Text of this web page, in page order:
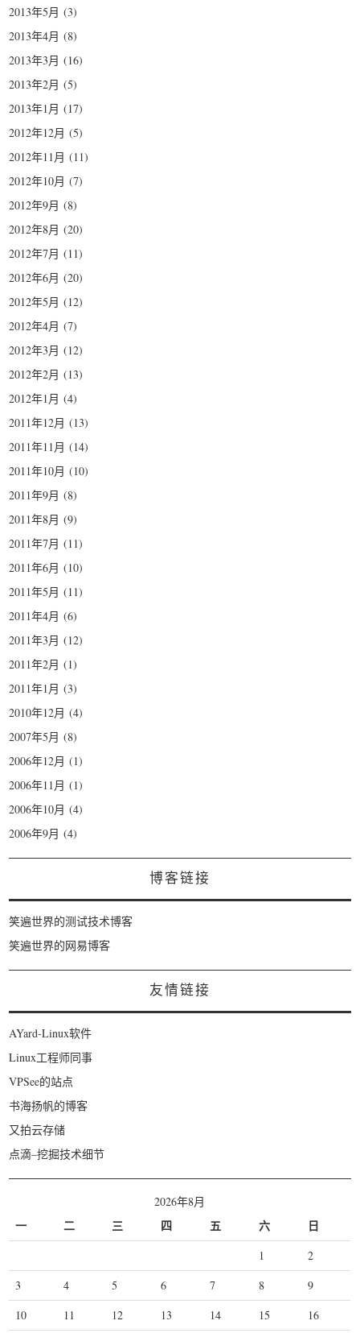
2013年5月 (3)
2013年4月 (8)
2013年3月 (16)
2013年2月 (5)
2013年1月 (17)
2012年12月 (5)
2012年11月 (11)
2012年10月 (7)
2012年9月 (8)
2012年8月 (20)
2012年7月 (11)
2012年6月 (20)
2012年5月 (12)
2012年4月 (7)
2012年3月 (12)
2012年2月 (13)
2012年1月 (4)
2011年12月 (13)
2011年11月 (14)
2011年10月 (10)
2011年9月 (8)
2011年8月 (9)
2011年7月 (11)
2011年6月 (10)
2011年5月 (11)
2011年4月 (6)
2011年3月 (12)
2011年2月 (1)
2011年1月 (3)
2010年12月 (4)
2007年5月 (8)
2006年12月 (1)
2006年11月 (1)
2006年10月 (4)
2006年9月 (4)
博客链接
笑遍世界的测试技术博客
笑遍世界的网易博客
友情链接
AYard-Linux软件
Linux工程师同事
VPSee的站点
书海扬帆的博客
又拍云存储
点滴–挖掘技术细节
2026年8月
一 二 三 四 五 六 日
1
2
3
4 5 6 7 8
9
10
11 12 13 14 15 16